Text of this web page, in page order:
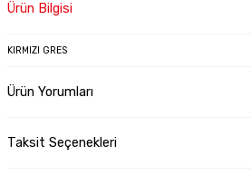
Ürün Bilgisi
KIRMIZI GRES
Ürün Yorumları
Taksit Seçenekleri